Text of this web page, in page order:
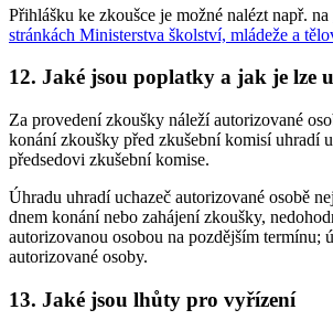
Přihlášku ke zkoušce je možné nalézt např. na
stránkách Ministerstva školství, mládeže a
12. Jaké jsou poplatky a jak je lze
Za provedení zkoušky náleží autorizované
konání zkoušky před zkušební komisí uhradí
předsedovi zkušební komise.
Úhradu uhradí uchazeč autorizované osobě
dnem konání nebo zahájení zkoušky,
autorizovanou osobou na pozdějším termínu;
autorizované osoby.
13. Jaké jsou lhůty pro vyřízení